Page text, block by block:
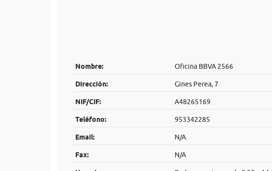
Nombre: Oficina BBVA 2566
Dirección: Gines Perea, 7
NIF/CIF: A48265169
Teléfono: 953342285
Email: N/A
Fax: N/A